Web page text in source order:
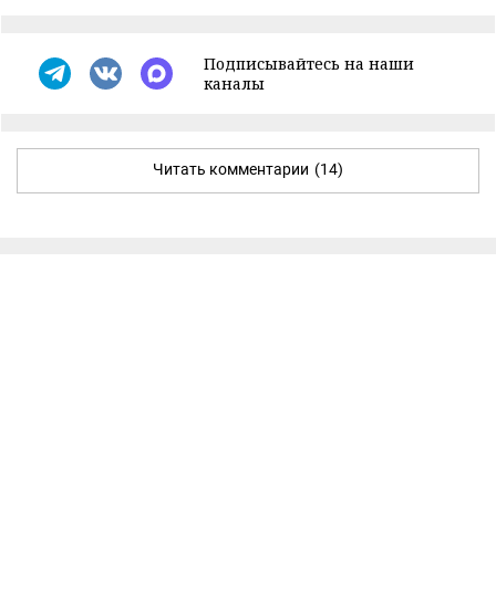
Подписывайтесь на наши
каналы
Читать комментарии (14)